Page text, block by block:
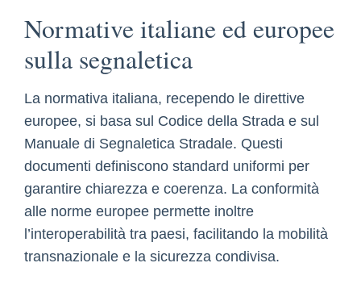
Normative italiane ed europee
sulla segnaletica
La normativa italiana, recependo le direttive
europee, si basa sul Codice della Strada e sul
Manuale di Segnaletica Stradale. Questi
documenti definiscono standard uniformi per
garantire chiarezza e coerenza. La conformità
alle norme europee permette inoltre
l’interoperabilità tra paesi, facilitando la mobilità
transnazionale e la sicurezza condivisa.